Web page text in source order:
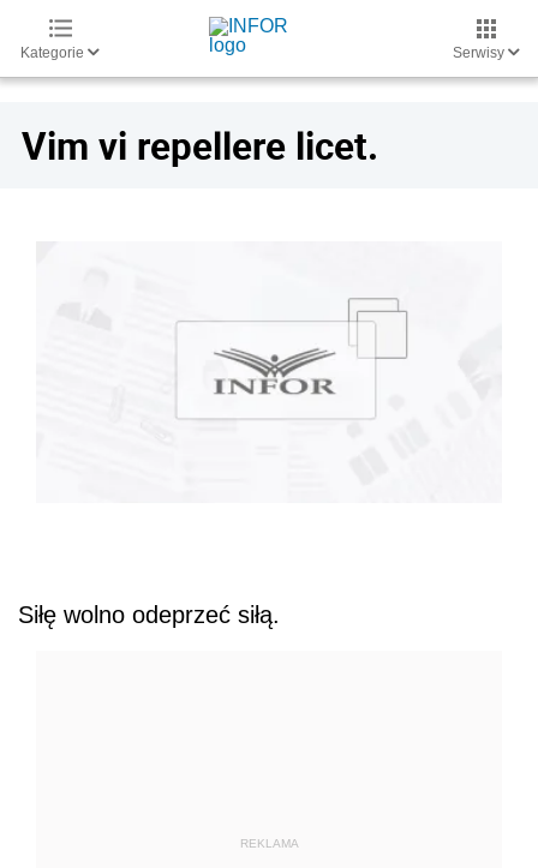
Kategorie Serwisy
Vim vi repellere licet.
Siłę wolno odeprzeć siłą.